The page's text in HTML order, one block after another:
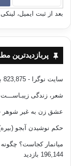
بعد از ثبت ایمیل،
پربازدیدترین
سایت نوگرا - 823,875 بازدید
شعر، زندگی
عشق زن به غیر شوهر -
حکم نوشیدن آبجو
میانمار کجاست؟
196,144 بازدید